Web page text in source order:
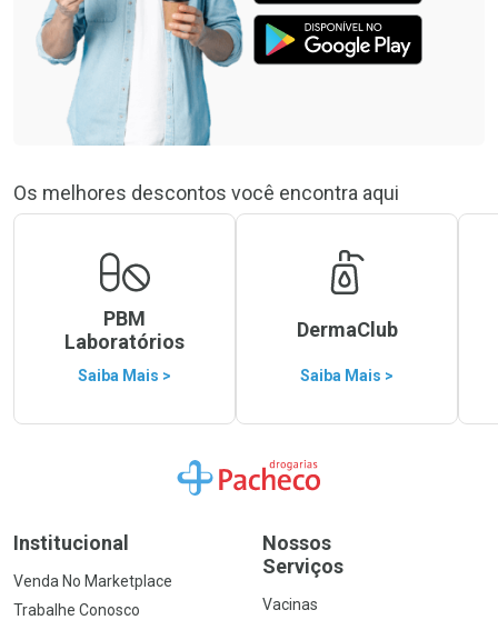
Os melhores descontos você encontra aqui
PBM
Laboratórios
Saiba Mais >
DermaClub
Saiba Mais >
Ir para a Home
Institucional
Venda No Marketplace
Trabalhe Conosco
Nossos
Serviços
Vacinas